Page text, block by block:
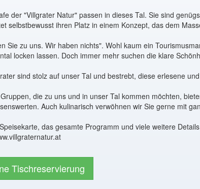
der "Villgrater Natur" passen in dieses Tal. Sie sind
selbstbewusst ihren Platz in einem Konzept, das dem
Sie zu uns. Wir haben nichts". Wohl kaum ein
locken lassen. Doch immer mehr suchen die klare
sind stolz auf unser Tal und bestrebt, diese erlesene
die zu uns und in unser Tal kommen möchten,
Auch kulinarisch verwöhnen wir Sie gerne mit
das gesamte Programm und viele weitere
Tischreservierung